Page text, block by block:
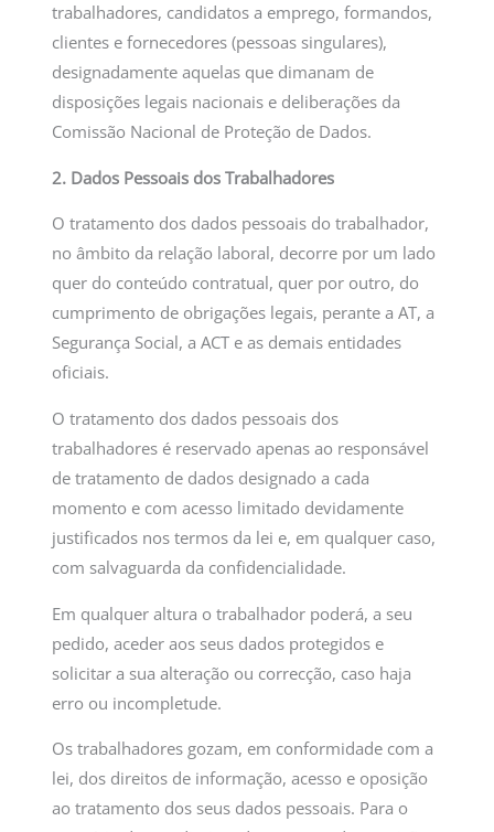
trabalhadores, candidatos a emprego, formandos,
clientes e fornecedores (pessoas singulares),
designadamente aquelas que dimanam de
disposições legais nacionais e deliberações da
Comissão Nacional de Proteção de Dados.
2. Dados Pessoais dos Trabalhadores
O tratamento dos dados pessoais do trabalhador,
no âmbito da relação laboral, decorre por um lado
quer do conteúdo contratual, quer por outro, do
cumprimento de obrigações legais, perante a AT, a
Segurança Social, a ACT e as demais entidades
oficiais.
O tratamento dos dados pessoais dos
trabalhadores é reservado apenas ao responsável
de tratamento de dados designado a cada
momento e com acesso limitado devidamente
justificados nos termos da lei e, em qualquer caso,
com salvaguarda da confidencialidade.
Em qualquer altura o trabalhador poderá, a seu
pedido, aceder aos seus dados protegidos e
solicitar a sua alteração ou correcção, caso haja
erro ou incompletude.
Os trabalhadores gozam, em conformidade com a
lei, dos direitos de informação, acesso e oposição
ao tratamento dos seus dados pessoais. Para o